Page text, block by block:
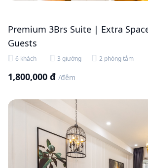
Premium 3Brs Suite | Extra
Guests
6 khách 3 giường 2 phòng tắm
1,800,000 đ /đêm